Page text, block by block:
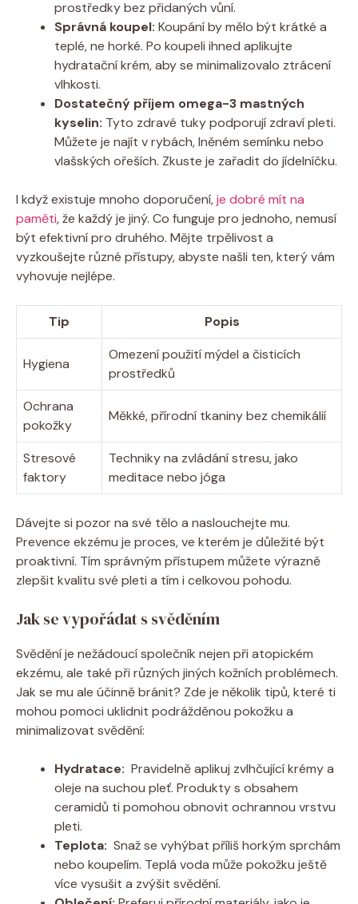
prostředky bez přidaných vůní.
Správná koupel: Koupání by mělo být krátké⁤ a
teplé, ne horké. Po koupeli ihned ⁣aplikujte
hydratační krém, aby‍ se ⁣minimalizovalo ztrácení
‌vlhkosti.
Dostatečný ⁢příjem ​omega-3 mastných
kyselin: Tyto zdravé‌ tuky podporují‍ zdraví pleti.
Můžete je najít v rybách, lněném semínku​ nebo
vlašských ořeších.⁣ Zkuste je ​zařadit do jídelníčku.
I když existuje mnoho doporučení,je dobré ‍mít na‍
paměti,‌ že každý je jiný.⁢ Co funguje​ pro ⁣jednoho, ​nemusí
být efektivní‍ pro ‍druhého.‍ Mějte ⁢trpělivost a
vyzkoušejte ⁢různé‍ přístupy, abyste našli ten, ⁤který ⁤vám
vyhovuje nejlépe.
Tip Popis
Hygiena
Omezení ‌použití mýdel a čisticích⁢
prostředků
Ochrana
pokožky
Měkké,⁢ přírodní tkaniny bez chemikálií
Stresové
faktory
Techniky na zvládání stresu, ⁢jako
meditace nebo​ jóga
Dávejte si pozor⁢ na své ‌tělo a naslouchejte mu.
⁣Prevence⁣ ekzému je proces, ⁢ve kterém je důležité být
proaktivní. Tím⁢ správným přístupem můžete ‍výrazně
zlepšit kvalitu své pleti ⁢a ⁢tím ⁢i ⁣celkovou pohodu.
Jak se​ vypořádat s svěděním
Svědění je nežádoucí společník ‍nejen při atopickém
ekzému,⁢ ale​ také při⁢ různých jiných kožních problémech.
Jak se mu ale ​účinně bránit? Zde je několik tipů, které ⁤ti‌
mohou pomoci ⁤uklidnit podrážděnou pokožku a
minimalizovat ⁢svědění:
Hydratace: ‍ Pravidelně‌ aplikuj zvlhčující krémy‌ a ​
oleje na‍ suchou pleť.​ Produkty s obsahem
ceramidů ti pomohou ⁢obnovit ochrannou vrstvu
⁤pleti.
Teplota: ‍ Snaž se vyhýbat ⁤příliš horkým ‌sprchám
nebo koupelím.⁤ Teplá⁢ voda může⁤ pokožku ⁣ještě
více vysušit ‌a zvýšit svědění.